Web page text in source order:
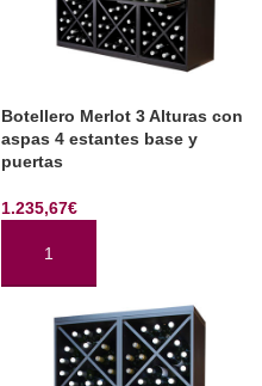
Botellero Merlot 3 Alturas con
aspas 4 estantes base y
puertas
1.235,67€
AÑADIR AL CARRITO